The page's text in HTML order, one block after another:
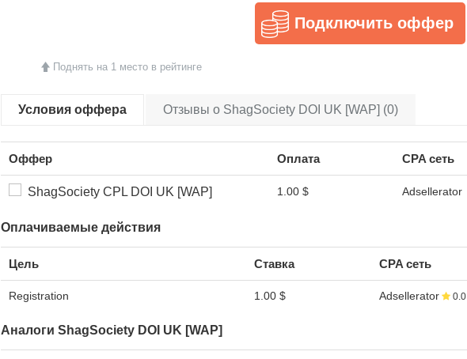
Поднять на 1 место в рейтинге
Подключить оффер
Условия оффера Отзывы о ShagSociety DOI UK [WAP] (0)
Оффер Оплата CPA сеть
ShagSociety CPL DOI UK [WAP] 1.00 $ Adsellerator
Оплачиваемые действия
Цель Ставка CPA сеть
Registration 1.00 $ Adsellerator 0.0
Аналоги ShagSociety DOI UK [WAP]